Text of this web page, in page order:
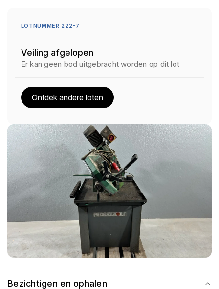
Bezichtigen en ophalen
LOTNUMMER 222-7
Veiling afgelopen
Er kan geen bod uitgebracht worden op dit lot
Ontdek andere loten